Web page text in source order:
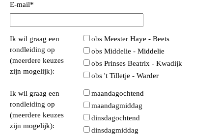
E-mail*
Ik wil graag een
rondleiding op
(meerdere keuzes
zijn mogelijk):
obs Meester Haye - Beets
obs Middelie - Middelie
obs Prinses Beatrix - Kwadijk
obs 't Tilletje - Warder
Ik wil graag een
rondleiding op
(meerdere keuzes
zijn mogelijk):
maandagochtend
maandagmiddag
dinsdagochtend
dinsdagmiddag